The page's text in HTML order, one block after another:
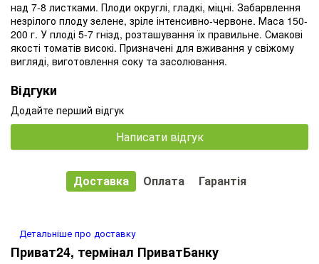
над 7-8 листками. Плоди округлі, гладкі, міцні. Забарвлення
незрілого плоду зелене, зріле інтенсивно-червоне. Маса 150-
200 г. У плоді 5-7 гнізд, розташування їх правильне. Смакові
якості томатів високі. Призначені для вживання у свіжому
вигляді, виготовлення соку та засолювання.
Відгуки
Додайте перший відгук
Написати відгук
Доставка Оплата Гарантія
Детальніше про доставку
Приват24, термінал ПриватБанку